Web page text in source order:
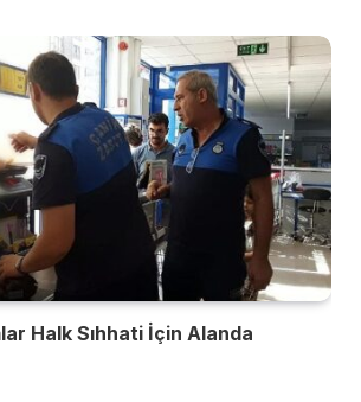
Halk Sıhhati İçin Alanda